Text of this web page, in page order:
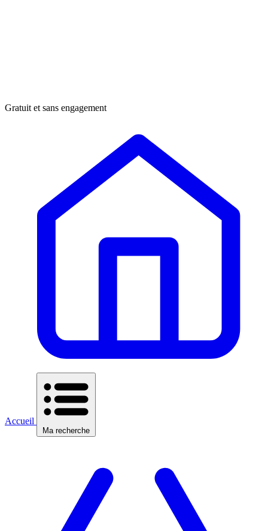
Gratuit et sans engagement
Accueil
Ma recherche